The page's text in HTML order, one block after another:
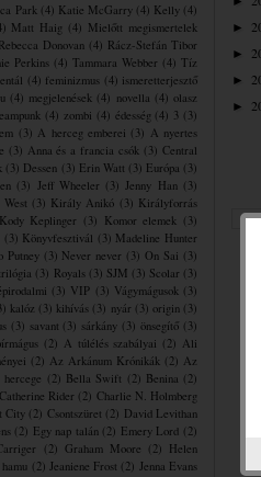
Park (4) Katie McGarry (4) Kelly (4)
Matt Haig (4) Mielőtt megismertelek
Rebecca Donovan (4) Rácz-Stefán Tibor
Perkins (4) Tammara Webber (4) Tíz
(4) feminizmus (4) ismeretterjesztő
(4) megjelenések (4) novella (4) olasz
(4) zombi (4) édesség (4) 3 (3)
(3) A herceg emberei (3) A nyertes
(3) Anna és a francia csók (3) Central
(3) Dessen (3) Erin Watt (3) Európa (3)
(3) Jeff Wheeler (3) Jenny Han (3)
(3) Király Anikó (3) Királyforrás
Kody Keplinger (3) Komor elemek (3)
(3) Könyvfesztivál (3) Madeline Hunter
Putney (3) Never never (3) On Sai (3)
(3) Royals (3) SJM (3) Scolar (3)
(3) VIP (3) Vágymágusok (3)
kalóz (3) kihívás (3) nyár (3) origin (3)
(3) savant (3) sárkány (3) önsegítő (3)
(2) A túlélés szabályai (2) Ali
(2) Az Arkánum Krónikák (2) Az
(2) Bella Swift (2) Benina (2)
Catherine Rider (2) Charlie N. Holmberg
City (2) Csontszüret (2) David Levithan
(2) Egy nap talán (2) Emery Lord (2)
(2) Graham Moore (2) Helen
(2) Jeaniene Frost (2) Jenna Evans
►
►
►
►